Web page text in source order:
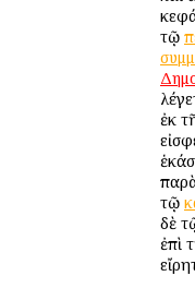
τῷ
ἐκ
τῷ
δὲ
ἐπὶ